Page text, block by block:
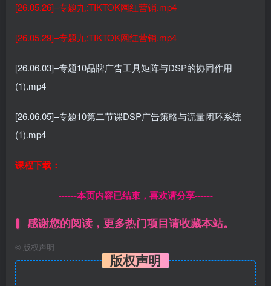
[26.05.26]–专题九:TIKTOK网红营销.mp4
[26.05.29]–专题九:TIKTOK网红营销.mp4
[26.06.03]–专题10品牌广告工具矩阵与DSP的协同作用
(1).mp4
[26.06.05]–专题10第二节课DSP广告策略与流量闭环系统
(1).mp4
课程下载：
------本页内容已结束，喜欢请分享------
感谢您的阅读，更多热门项目请收藏本站。
© 版权声明
版权声明